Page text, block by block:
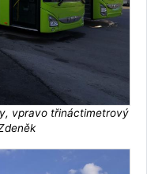
vpravo třináctimetrový